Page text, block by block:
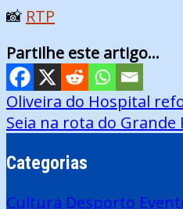
📸 RTP
Partilhe este artigo...
Navegação
de
artigos
Oliveira do Hospital
Seia na rota do
Categorias
Cultura Desporto